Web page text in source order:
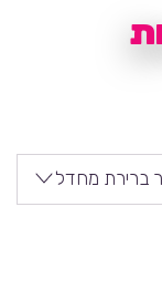
ברירת מחדל